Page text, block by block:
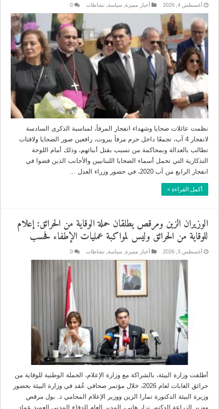
أغسطس 4, 2026 أخبار مميزة ,سياسة نشاطات 0
نظمت عائلات ضحايا وشهداء انفجار المرفأ، لمناسبة الذكرى السادسة
لانفجار 4 آب، تجمعًا داخل حرم مرفأ بيروت، رافعين صور الضحايا ولافتات
تطالب بالعدالة وبمحاكمة من تسبب بقتل أبنائهم، وذلك أمام اللوحة
التذكارية التي تحمل أسماء الضحايا اللبنانيين والأجانب الذين قضوا في
انفجار الرابع من آب 2020، في حضور وزراء العدل ...
أكمل القراءة »
الوزيران الزين ومرقص يطلقان حملة الوقاية من الحرائق: إعلام
للوقاية من الحرائق وليس لمواكبة عمليات الإطفاء فحسب
أغسطس 3, 2026 أخبار مميزة ,سياسة نشاطات 0
أطلقت وزارة البيئة، بالشراكة مع وزارة الإعلام، الحملة الوطنية للوقاية من
حرائق الغابات لعام 2026، خلال مؤتمر صحافي عُقد في وزارة البيئة بحضور
وزيرة البيئة الدكتورة تمارا الزين ووزير الإعلام المحامي د. بول مرقص
ووزير الزراعة الدكتور نزار هاني، المدير العام للدفاع المدني العميد عماد